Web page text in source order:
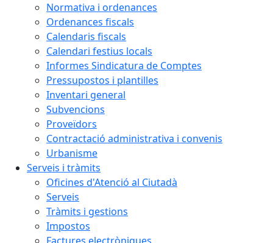
Normativa i ordenances
Ordenances fiscals
Calendaris fiscals
Calendari festius locals
Informes Sindicatura de Comptes
Pressupostos i plantilles
Inventari general
Subvencions
Proveïdors
Contractació administrativa i convenis
Urbanisme
Serveis i tràmits
Oficines d'Atenció al Ciutadà
Serveis
Tràmits i gestions
Impostos